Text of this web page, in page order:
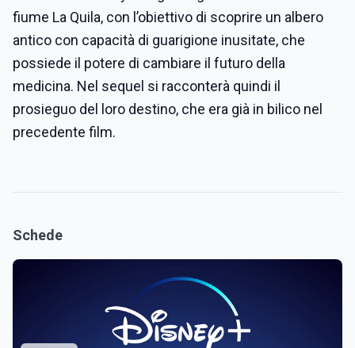
fiume La Quila, con l’obiettivo di scoprire un albero
antico con capacità di guarigione inusitate, che
possiede il potere di cambiare il futuro della
medicina. Nel sequel si racconterà quindi il
prosieguo del loro destino, che era già in bilico nel
precedente film.
Schede